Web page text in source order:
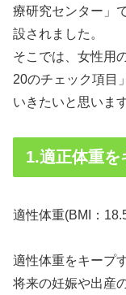
療研究センター」
設されました。
そこでは、女性用
20のチェック項目
いきたいと思います
1.適正体重を
適性体重(BMI：
適性体重をキープ
将来の妊娠や出産